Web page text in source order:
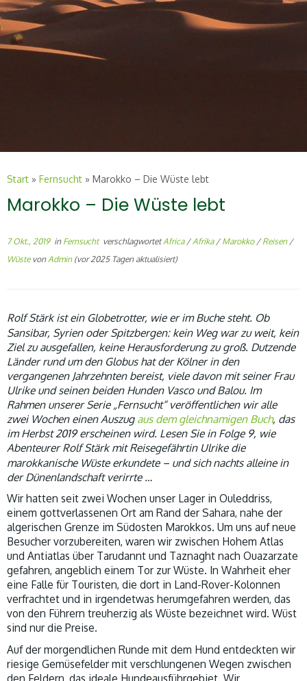
Start » Fernsucht » Marokko – Die Wüste lebt
Marokko – Die Wüste lebt
7 Okt., 2019in Fernsucht verschlagwortetAfrica / Afrika / Marokko / Reisen /
Wüste von Admin(vor 2025 Tagen aktualisiert)
Rolf Stärk ist ein Globetrotter, wie er im Buche steht. Ob
Sansibar, Syrien oder Spitzbergen: kein Weg war zu weit, kein
Ziel zu ausgefallen, keine Herausforderung zu groß. Dutzende
Länder rund um den Globus hat der Kölner in den
vergangenen Jahrzehnten bereist, viele davon mit seiner Frau
Ulrike und seinen beiden Hunden Vasco und Balou. Im
Rahmen unserer Serie „Fernsucht“ veröffentlichen wir alle
zwei Wochen einen Auszug aus dem gleichnamigen Buch, das
im Herbst 2019 erscheinen wird. Lesen Sie in Folge 9, wie
AbenteurerRolf Stärk mit Reisegefährtin Ulrike die
marokkanische Wüste erkundete – und sich nachts alleine in
der Dünenlandschaft verirrte …
Wir hatten seit zwei Wochen unser Lager in Ouleddriss,
einem gottverlassenen Ort am Rand der Sahara, nahe der
algerischen Grenze im Südosten Marokkos. Um uns auf neue
Besucher vorzubereiten, waren wir zwischen Hohem Atlas
und Antiatlas über Tarudannt und Taznaght nach Ouazarzate
gefahren, angeblich einem Tor zur Wüste. In Wahrheit eher
eine Falle für Touristen, die dort in Land-Rover-Kolonnen
verfrachtet und in irgendetwas herumgefahren werden, das
von den Führern treuherzig als Wüste bezeichnet wird. Wüst
sind nur die Preise.
Auf der morgendlichen Runde mit dem Hund entdeckten wir
riesige Gemüsefelder mit verschlungenen Wegen zwischen